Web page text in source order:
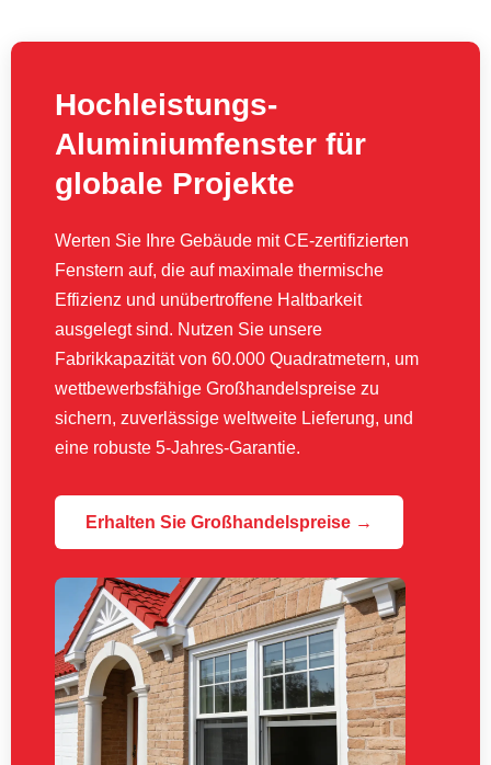
Hochleistungs-
Aluminiumfenster für
globale Projekte
Werten Sie Ihre Gebäude mit CE-zertifizierten
Fenstern auf, die auf maximale thermische
Effizienz und unübertroffene Haltbarkeit
ausgelegt sind. Nutzen Sie unsere
Fabrikkapazität von 60.000 Quadratmetern, um
wettbewerbsfähige Großhandelspreise zu
sichern, zuverlässige weltweite Lieferung, und
eine robuste 5-Jahres-Garantie.
Erhalten Sie Großhandelspreise →